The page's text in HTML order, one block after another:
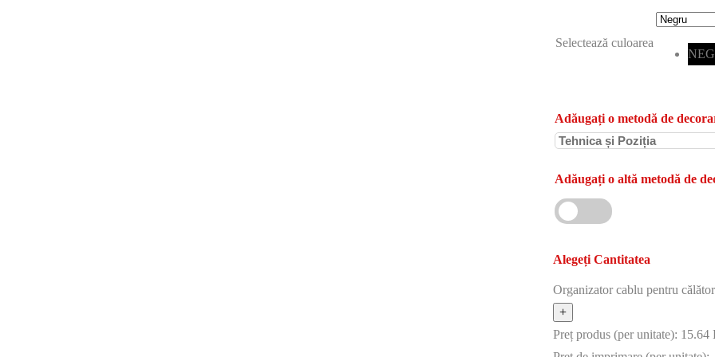
Selectează culoarea
Adăugați o metodă de
Adăugați o altă metodă de
Alegeți Cantitatea
Organizator cablu pentru
Preț produs (per unitate): 15.64